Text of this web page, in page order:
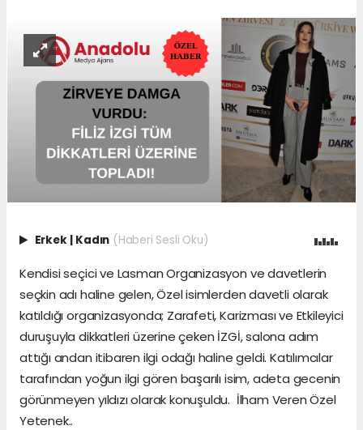
Erkek | Kadın (Haberi Sesli Oku)
Kendisi seçici ve Lasman Organizasyon ve davetlerin
seçkin adı haline gelen, Özel isimlerden davetli olarak
katıldığı organizasyonda; Zarafeti, Karizması ve Etkileyici
duruşuyla dikkatleri üzerine çeken İZGİ, salona adım
attığı andan itibaren ilgi odağı haline geldi. Katılımcılar
tarafından yoğun ilgi gören başarılı isim, adeta gecenin
görünmeyen yıldızı olarak konuşuldu. İlham Veren Özel
Yetenek..